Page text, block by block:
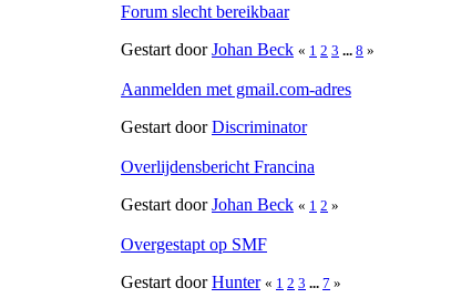
Forum slecht bereikbaar
Gestart doorJohan Beck « 1 2 3 ... 8 »
Aanmelden met gmail.com-adres
Gestart doorDiscriminator
Overlijdensbericht Francina
Gestart doorJohan Beck « 1 2 »
Overgestapt op SMF
Gestart doorHunter « 1 2 3 ... 7 »